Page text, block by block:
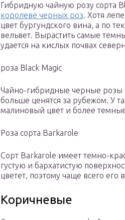
Гибридную чайную розу сорта
королеве черных роз. Хотя
цвет бургундского вина, а по
вельвет. Вырастить самые
удается на кислых почвах
роза Black Magic
Чайно-гибридные черные розы
больше ценятся за рубежом. У
малиновый цвет и более
Роза сорта Barkarole
Сорт Barkarole имеет темно-
густую и бархатистую
цветет, поэтому чаще всего
Коричневые